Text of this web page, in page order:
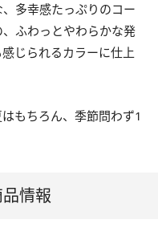
多幸感たっぷりのコー
ふわっとやわらかな発
じられるカラーに仕上
もちろん、季節問わず1
情報